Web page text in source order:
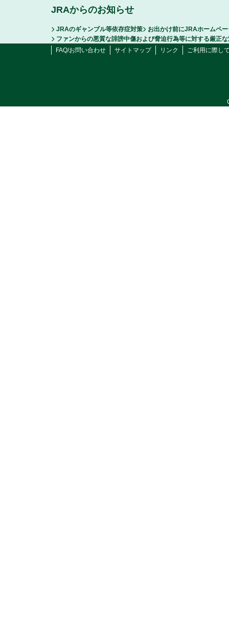
JRAからのお知らせ
JRAのギャンブル等依存症対策
お出かけ前にJRAホームペ
ファンからの悪質な誹謗中傷および脅迫行為等に対する厳正
FAQ/お問い合わせ
サイトマップ リンク ご利用に際し